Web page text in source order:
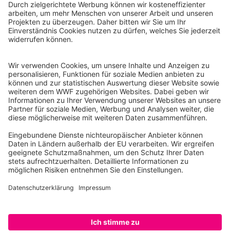
© Food Impacts Legal notice
InstagramFacebookXLinkedIn
Achtung: Dies ist ein Prototyp. Nur eine Auswahl von
Produkten wird gelistet. Einige Funktionalitäten sind noch